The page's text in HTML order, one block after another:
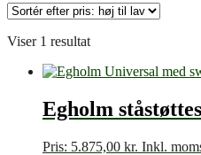
Viser 1 resultat
Egholm
Pris: 5.875,00 kr. Inkl.